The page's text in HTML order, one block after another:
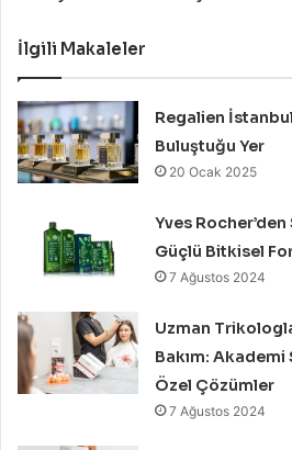
İlgili Makaleler
Regalien
Buluştuğu Yer
20 Ocak 2025
Yves Rocher’den
Güçlü Bitkisel
7 Ağustos 2024
Uzman
Bakım:
Özel Çözümler
7 Ağustos 2024